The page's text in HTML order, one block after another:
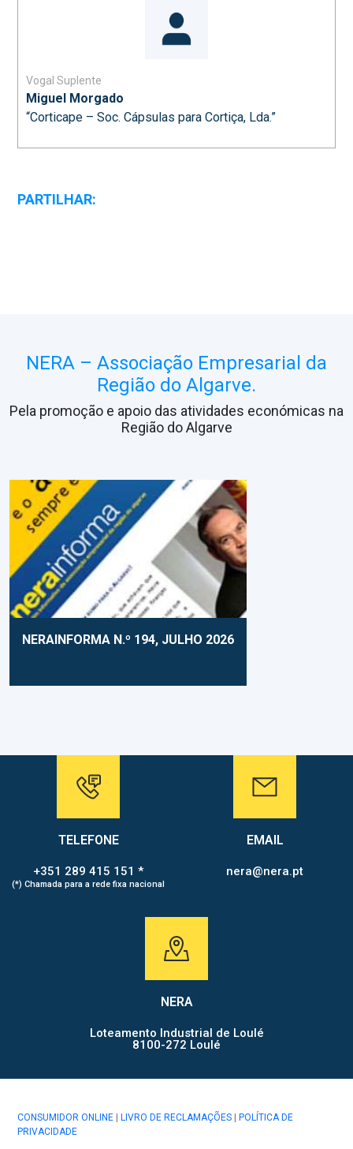
Vogal Suplente
Miguel Morgado
“Corticape – Soc. Cápsulas para Cortiça, Lda.”
PARTILHAR:
NERA – Associação Empresarial da
Região do Algarve.
Pela promoção e apoio das atividades económicas na
Região do Algarve
NERAINFORMA N.º 194, JULHO 2026
TELEFONE
+351 289 415 151 *
(*) Chamada para a rede fixa nacional
EMAIL
nera@nera.pt
NERA
Loteamento Industrial de Loulé
8100-272 Loulé
CONSUMIDOR ONLINE LIVRO DE RECLAMAÇÕES
POLÍTICA DE
PRIVACIDADE